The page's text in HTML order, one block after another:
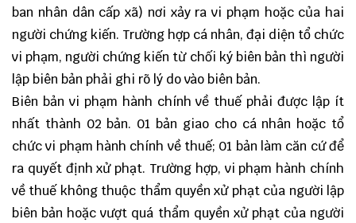
ban nhân dân cấp xã) nơi xảy ra vi phạm hoặc của hai
người chứng kiến. Trường hợp cá nhân, đại diện tổ chức
vi phạm, người chứng kiến từ chối ký biên bản thì người
lập biên bản phải ghi rõ lý do vào biên bản.
Biên bản vi phạm hành chính về thuế phải được lập ít
nhất thành 02 bản. 01 bản giao cho cá nhân hoặc tổ
chức vi phạm hành chính về thuế; 01 bản làm căn cứ để
ra quyết định xử phạt. Trường hợp, vi phạm hành chính
về thuế không thuộc thẩm quyền xử phạt của người lập
biên bản hoặc vượt quá thẩm quyền xử phạt của người